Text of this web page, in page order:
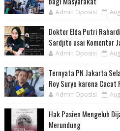
Admin Oposisi
Dokter Elda Putri
Sardjito usai Komentar
Admin Oposisi
Ternyata PN Jakarta
Roy Suryo karena Cacat
Admin Oposisi
Hak Pasien Mengeluh
Merundung